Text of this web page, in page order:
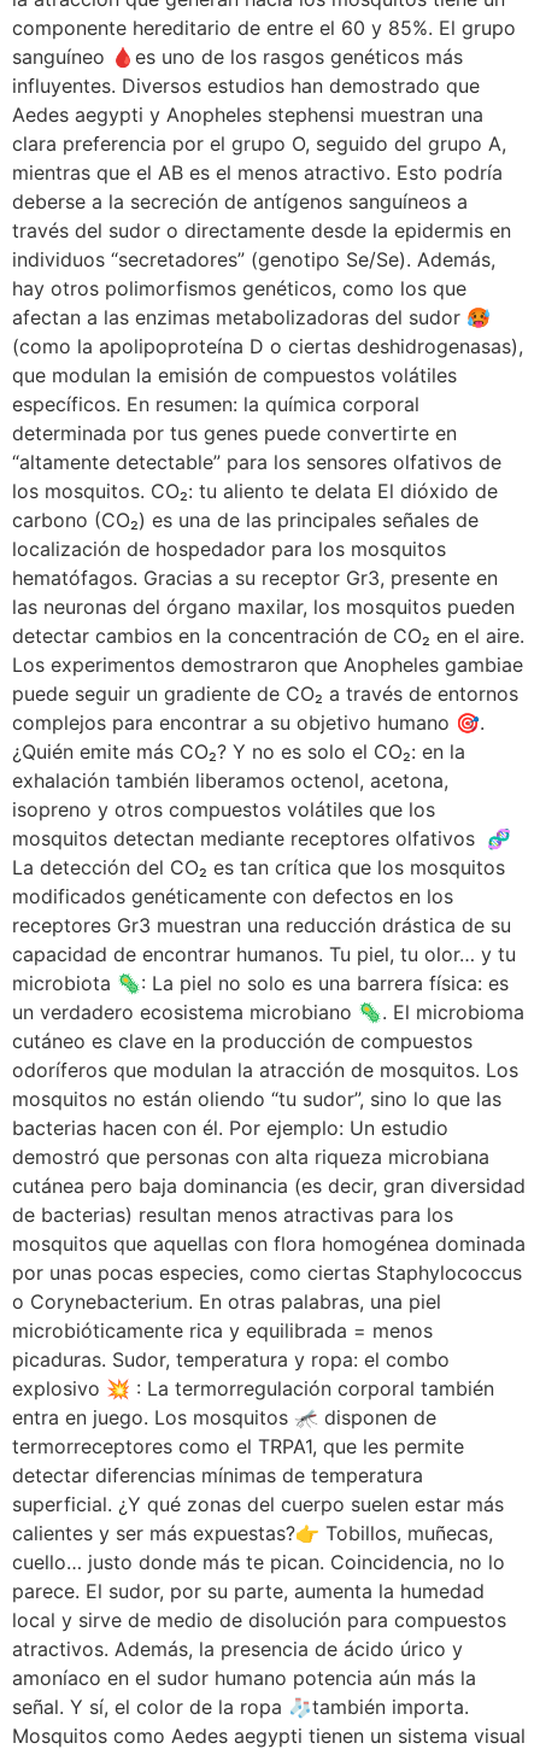
componente hereditario de entre el 60 y 85%. El grupo
sanguíneo 🩸es uno de los rasgos genéticos más
influyentes. Diversos estudios han demostrado que
Aedes aegypti y Anopheles stephensi muestran una
clara preferencia por el grupo O, seguido del grupo A,
mientras que el AB es el menos atractivo. Esto podría
deberse a la secreción de antígenos sanguíneos a
través del sudor o directamente desde la epidermis en
individuos “secretadores” (genotipo Se/Se). Además,
hay otros polimorfismos genéticos, como los que
afectan a las enzimas metabolizadoras del sudor 🥵
(como la apolipoproteína D o ciertas deshidrogenasas),
que modulan la emisión de compuestos volátiles
específicos. En resumen: la química corporal
determinada por tus genes puede convertirte en
“altamente detectable” para los sensores olfativos de
los mosquitos. CO₂: tu aliento te delata El dióxido de
carbono (CO₂) es una de las principales señales de
localización de hospedador para los mosquitos
hematófagos. Gracias a su receptor Gr3, presente en
las neuronas del órgano maxilar, los mosquitos pueden
detectar cambios en la concentración de CO₂ en el aire.
Los experimentos demostraron que Anopheles gambiae
puede seguir un gradiente de CO₂ a través de entornos
complejos para encontrar a su objetivo humano 🎯.
¿Quién emite más CO₂? Y no es solo el CO₂: en la
exhalación también liberamos octenol, acetona,
isopreno y otros compuestos volátiles que los
mosquitos detectan mediante receptores olfativos 🧬
La detección del CO₂ es tan crítica que los mosquitos
modificados genéticamente con defectos en los
receptores Gr3 muestran una reducción drástica de su
capacidad de encontrar humanos. Tu piel, tu olor… y tu
microbiota 🦠: La piel no solo es una barrera física: es
un verdadero ecosistema microbiano 🦠. El microbioma
cutáneo es clave en la producción de compuestos
odoríferos que modulan la atracción de mosquitos. Los
mosquitos no están oliendo “tu sudor”, sino lo que las
bacterias hacen con él. Por ejemplo: Un estudio
demostró que personas con alta riqueza microbiana
cutánea pero baja dominancia (es decir, gran diversidad
de bacterias) resultan menos atractivas para los
mosquitos que aquellas con flora homogénea dominada
por unas pocas especies, como ciertas Staphylococcus
o Corynebacterium. En otras palabras, una piel
microbióticamente rica y equilibrada = menos
picaduras. Sudor, temperatura y ropa: el combo
explosivo 💥 : La termorregulación corporal también
entra en juego. Los mosquitos 🦟 disponen de
termorreceptores como el TRPA1, que les permite
detectar diferencias mínimas de temperatura
superficial. ¿Y qué zonas del cuerpo suelen estar más
calientes y ser más expuestas?👉 Tobillos, muñecas,
cuello… justo donde más te pican. Coincidencia, no lo
parece. El sudor, por su parte, aumenta la humedad
local y sirve de medio de disolución para compuestos
atractivos. Además, la presencia de ácido úrico y
amoníaco en el sudor humano potencia aún más la
señal. Y sí, el color de la ropa 🧦también importa.
Mosquitos como Aedes aegypti tienen un sistema visual